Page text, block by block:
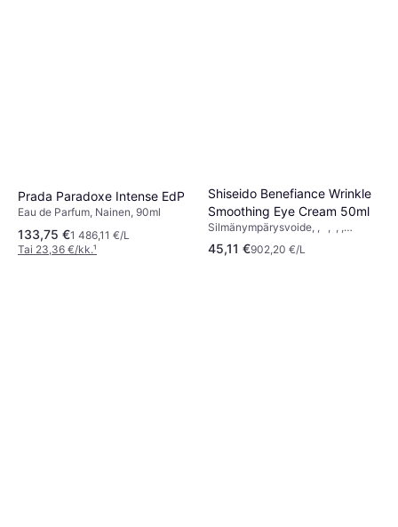
Prada Paradoxe Intense EdP
Eau de Parfum, Nainen, 90ml
133,75 €1 486,11 €/L
Tai 23,36 €/kk.¹
Shiseido Benefiance Wrinkle
Smoothing Eye Cream 50ml
Silmänympärysvoide, , , , ,
Ikääntymistä Estävä,
Syväpuhdistava, Kuoriva, Hehku,
45,11 €902,20 €/L